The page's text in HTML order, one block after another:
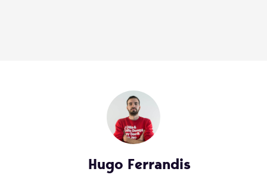
Hugo Ferrandis